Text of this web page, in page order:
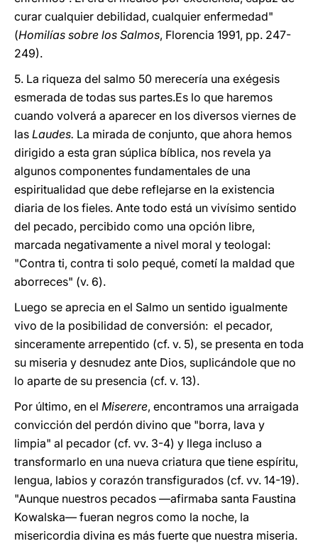
curar cualquier debilidad, cualquier enfermedad"
(Homilías sobre los Salmos, Florencia 1991, pp. 247-
249).
5. La riqueza del salmo 50 merecería una exégesis
esmerada de todas sus partes.Es lo que haremos
cuando volverá a aparecer en los diversos viernes de
las Laudes. La mirada de conjunto, que ahora hemos
dirigido a esta gran súplica bíblica, nos revela ya
algunos componentes fundamentales de una
espiritualidad que debe reflejarse en la existencia
diaria de los fieles. Ante todo está un vivísimo sentido
del pecado, percibido como una opción libre,
marcada negativamente a nivel moral y teologal:
"Contra ti, contra ti solo pequé, cometí la maldad que
aborreces" (v. 6).
Luego se aprecia en el Salmo un sentido igualmente
vivo de la posibilidad de conversión: el pecador,
sinceramente arrepentido (cf. v. 5), se presenta en toda
su miseria y desnudez ante Dios, suplicándole que no
lo aparte de su presencia (cf. v. 13).
Por último, en el Miserere, encontramos una arraigada
convicción del perdón divino que "borra, lava y
limpia" al pecador (cf. vv. 3-4) y llega incluso a
transformarlo en una nueva criatura que tiene espíritu,
lengua, labios y corazón transfigurados (cf. vv. 14-19).
"Aunque nuestros pecados —afirmaba santa Faustina
Kowalska— fueran negros como la noche, la
misericordia divina es más fuerte que nuestra miseria.